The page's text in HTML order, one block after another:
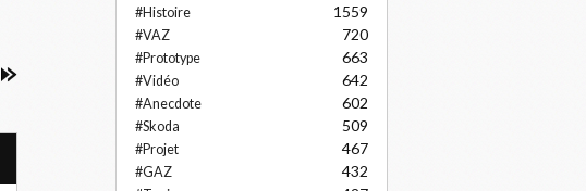
#Histoire 1559
#VAZ 720
#Prototype 663
#Vidéo 642
#Anecdote 602
#Skoda 509
#Projet 467
#GAZ 432